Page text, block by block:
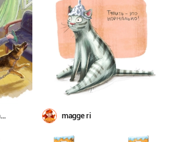
magge ri